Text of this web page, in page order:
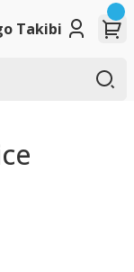
Takibi